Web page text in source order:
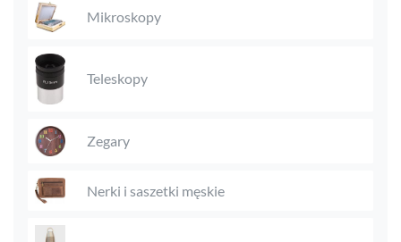
Mikroskopy
Teleskopy
Zegary
Nerki i saszetki męskie